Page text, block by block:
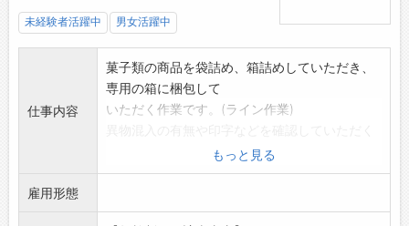
未経験者活躍中 男女活躍中
仕事内容
菓子類の商品を袋詰め、箱詰めしていただき、
専用の箱に梱包して
いただく作業です。(ライン作業)
検品作業も含みます
。
食品製造の職場につき、クリーンルームでの作
もっと見る
雇用形態